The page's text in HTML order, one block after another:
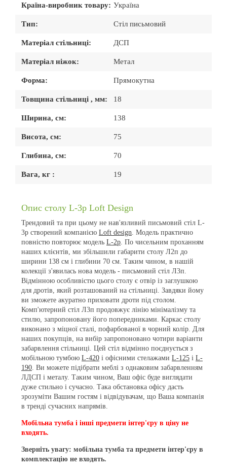
Країна-виробник товару: Україна
Тип: Стіл письмовий
Матеріал стільниці: ДСП
Матеріал ніжок: Метал
Форма: Прямокутна
Товщина стільниці , мм: 18
Ширина, см: 138
Висота, см: 75
Глибина, см: 70
Вага, кг : 19
Опис столу L-3p Loft Design
Трендовий та при цьому не нав'язливий письмовий стіл L-
3p створений компанією Loft design . Модель практично
повністю повторює модель L-2p . По чисельним проханням
наших клієнтів, ми збільшили габарити столу Л2п до
ширини 138 см і глибини 70 см. Таким чином, в нашій
колекції з'явилась нова модель - письмовий стіл Л3п.
Відмінною особливістю цього столу є отвір із заглушкою
для дротів, який розташований на стільниці. Завдяки йому
ви зможете акуратно приховати дроти під столом.
Комп'ютерний стіл Л3п продовжує лінію мінімалізму та
стилю, запропоновану його попередниками. Каркас столу
виконано з міцної сталі, пофарбованої в чорний колір. Для
наших покупців, на вибір запропоновано чотири варіанти
забарвлення стільниці. Цей стіл відмінно поєднується з
мобільною тумбою L-420 і офісними стелажами L-125 і L-
190 . Ви можете підібрати меблі з однаковим забарвленням
ЛДСП і металу. Таким чином, Ваш офіс буде виглядати
дуже стильно і сучасно. Така обстановка офісу дасть
зрозуміти Вашим гостям і відвідувачам, що Ваша компанія
в тренді сучасних напрямів.
Мобільна тумба і інші предмети інтер'єру в ціну не
входять.
Зверніть увагу: мобільна тумба та предмети інтер'єру в
комплектацію не входять.